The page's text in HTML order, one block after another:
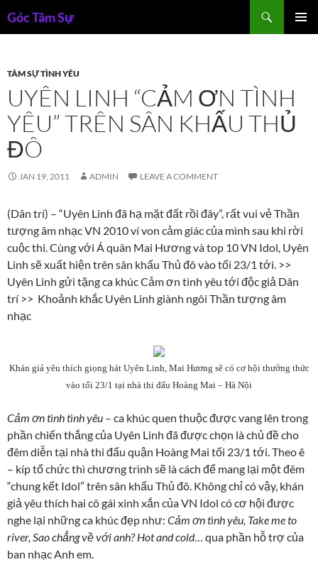
toGóc Tâm Sự
TÂM SỰ TÌNH YÊU
UYÊN LINH “CẢM ƠN TÌNH
YÊU” TRÊN SÂN KHẤU THỦ
ĐÔ
JAN 19, 2011 ADMIN LEAVE A COMMENT
(Dân trí) – “Uyên Linh đã hạ mặt đất rồi đây”, rất vui vẻ Thần
tượng âm nhạc VN 2010 ví von cảm giác của mình sau khi rời
cuộc thi. Cùng với Á quân Mai Hương và top 10 VN Idol, Uyên
Linh sẽ xuất hiện trên sân khấu Thủ đô vào tối 23/1 tới. >>
Uyên Linh gửi tặng ca khúc Cảm ơn tình yêu tới độc giả Dân
trí >> Khoảnh khắc Uyên Linh giành ngôi Thần tượng âm
nhạc
Khán giả yêu thích giọng hát Uyên Linh, Mai Hương sẽ có cơ hội thưởng thức
vào tối 23/1 tại nhà thi đấu Hoàng Mai – Hà Nội
Cảm ơn tình tình yêu – ca khúc quen thuộc được vang lên trong
phần chiến thắng của Uyên Linh đã được chọn là chủ đề cho
đêm diễn tại nhà thi đấu quận Hoàng Mai tối 23/1 tới. Theo ê
– kíp tổ chức thì chương trình sẽ là cách để mang lại một đêm
“chung kết Idol” trên sân khấu Thủ đô. Không chỉ có vậy, khán
giả yêu thích hai cô gái xinh xắn của VN Idol có cơ hội được
nghe lại những ca khúc đẹp như: Cảm ơn tình yêu, Take me to
river, Sao chẳng về với anh? Hot and cold… qua phần hỗ trợ của
ban nhạc Anh em.